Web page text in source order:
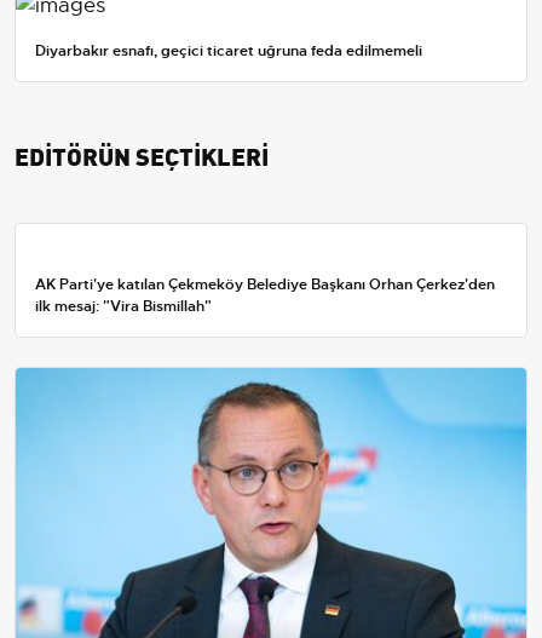
Diyarbakır esnafı, geçici ticaret uğruna feda edilmemeli
EDİTÖRÜN SEÇTİKLERİ
AK Parti'ye katılan Çekmeköy Belediye Başkanı Orhan Çerkez'den
ilk mesaj: "Vira Bismillah"